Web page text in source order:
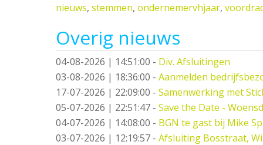
nieuws, stemmen, ondernemervhjaar,
Overig nieuws
04-08-2026 | 14:51:00 - Div. Afsluitingen
03-08-2026 | 18:36:00 - Aanmelden
17-07-2026 | 22:09:00 - Samenwerking met
05-07-2026 | 22:51:47 - Save the Date -
04-07-2026 | 14:08:00 - BGN te gast bij Mike
03-07-2026 | 12:19:57 - Afsluiting Bosstraat,